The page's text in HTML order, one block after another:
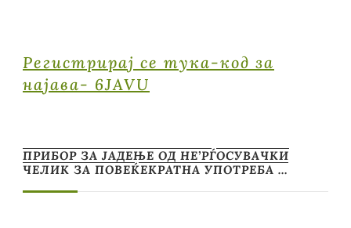
Регистрирај се тука-код за
најава- 6JAVU
ПРИБОР ЗА ЈАДЕЊЕ ОД НЕ’РЃОСУВАЧКИ
ЧЕЛИК ЗА ПОВЕЌЕКРАТНА УПОТРЕБА …